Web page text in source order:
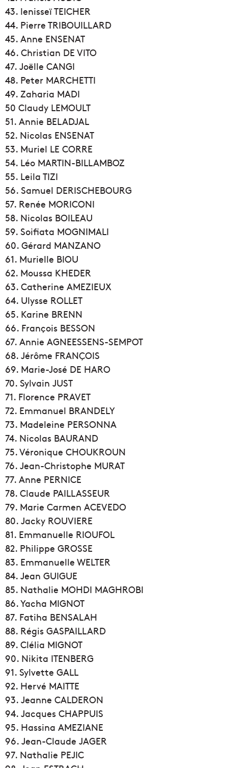
43. lenisseï TEICHER
44. Pierre TRIBOUILLARD
45. Anne ENSENAT
46. Christian DE VITO
47. Joëlle CANGI
48. Peter MARCHETTI
49. Zaharia MADI
50 Claudy LEMOULT
51. Annie BELADJAL
52. Nicolas ENSENAT
53. Muriel LE CORRE
54. Léo MARTIN-BILLAMBOZ
55. Leila TIZI
56. Samuel DERISCHEBOURG
57. Renée MORICONI
58. Nicolas BOILEAU
59. Soifiata MOGNIMALI
60. Gérard MANZANO
61. Murielle BIOU
62. Moussa KHEDER
63. Catherine AMEZIEUX
64. Ulysse ROLLET
65. Karine BRENN
66. François BESSON
67. Annie AGNEESSENS-SEMPOT
68. Jérôme FRANÇOIS
69. Marie-José DE HARO
70. Sylvain JUST
71. Florence PRAVET
72. Emmanuel BRANDELY
73. Madeleine PERSONNA
74. Nicolas BAURAND
75. Véronique CHOUKROUN
76. Jean-Christophe MURAT
77. Anne PERNICE
78. Claude PAILLASSEUR
79. Marie Carmen ACEVEDO
80. Jacky ROUVIERE
81. Emmanuelle RIOUFOL
82. Philippe GROSSE
83. Emmanuelle WELTER
84. Jean GUIGUE
85. Nathalie MOHDI MAGHROBI
86. Yacha MIGNOT
87. Fatiha BENSALAH
88. Régis GASPAILLARD
89. Clélia MIGNOT
90. Nikita ITENBERG
91. Sylvette GALL
92. Hervé MAITTE
93. Jeanne CALDERON
94. Jacques CHAPPUIS
95. Hassina AMEZIANE
96. Jean-Claude JAGER
97. Nathalie PEJIC